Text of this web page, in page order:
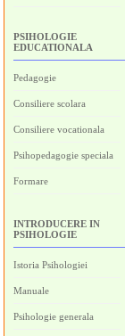
PSIHOLOGIE
EDUCATIONALA
Pedagogie
Consiliere scolara
Consiliere vocationala
Psihopedagogie speciala
Formare
INTRODUCERE IN
PSIHOLOGIE
Istoria Psihologiei
Manuale
Psihologie generala